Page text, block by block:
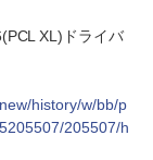
XL)ドライバ
history/w/bb/p
205507/h